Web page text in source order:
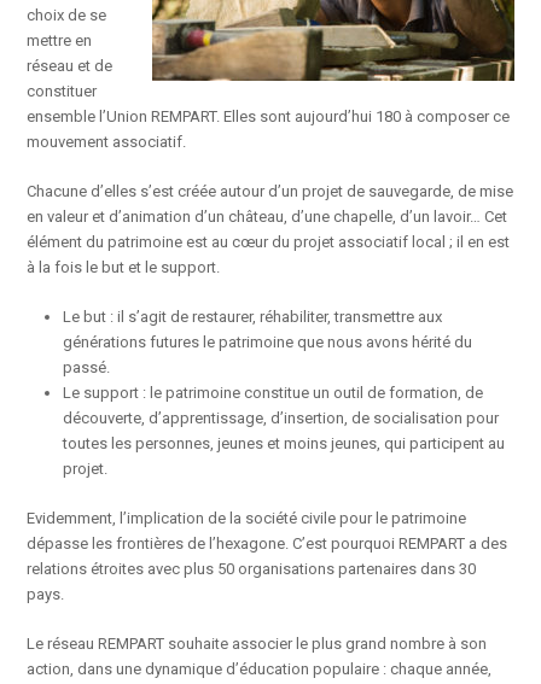
choix de se
mettre en
réseau et de
constituer
ensemble l’Union REMPART. Elles sont aujourd’hui 180 à composer ce
mouvement associatif.
Chacune d’elles s’est créée autour d’un projet de sauvegarde, de mise
en valeur et d’animation d’un château, d’une chapelle, d’un lavoir… Cet
élément du patrimoine est au cœur du projet associatif local ; il en est
à la fois le but et le support.
Le but : il s’agit de restaurer, réhabiliter, transmettre aux
générations futures le patrimoine que nous avons hérité du
passé.
Le support : le patrimoine constitue un outil de formation, de
découverte, d’apprentissage, d’insertion, de socialisation pour
toutes les personnes, jeunes et moins jeunes, qui participent au
projet.
Evidemment, l’implication de la société civile pour le patrimoine
dépasse les frontières de l’hexagone. C’est pourquoi REMPART a des
relations étroites avec plus 50 organisations partenaires dans 30
pays.
Le réseau REMPART souhaite associer le plus grand nombre à son
action, dans une dynamique d’éducation populaire : chaque année,